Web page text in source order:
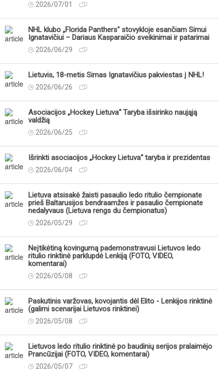
2026/07/01
NHL klubo „Florida Panthers" stovykloje esančiam Simui
Ignatavičiui – Dariaus Kasparaičio sveikinimai ir patarimai
2026/06/29
Lietuvis, 18-metis Simas Ignatavičius pakviestas į NHL!
2026/06/26
Asociacijos „Hockey Lietuva“ Taryba išsirinko naująją
valdžią
2026/06/25
Išrinkti asociacijos „Hockey Lietuva“ taryba ir prezidentas
2026/06/04
Lietuva atsisakė žaisti pasaulio ledo ritulio čempionate
prieš Baltarusijos bendraamžes ir pasaulio čempionate
nedalyvaus (Lietuva rengs du čempionatus)
2026/05/29
Neįtikėtiną kovingumą pademonstravusi Lietuvos ledo
ritulio rinktinė parklupdė Lenkiją (FOTO, VIDEO,
komentarai)
2026/05/08
Paskutinis varžovas, kovojantis dėl Elito - Lenkijos rinktinė
(galimi scenarijai Lietuvos rinktinei)
2026/05/08
Lietuvos ledo ritulio rinktinė po baudinių serijos pralaimėjo
Prancūzijai (FOTO, VIDEO, komentarai)
2026/05/07